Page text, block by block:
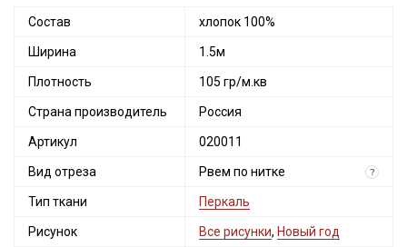
Состав хлопок 100%
Ширина 1.5м
Плотность 105 гр/м.кв
Страна производитель Россия
Артикул 020011
Вид отреза Рвем по нитке ?
Тип ткани Перкаль
Рисунок Все рисунки, Новый год